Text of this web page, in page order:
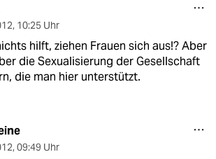
, 10:25 Uhr
hilft, ziehen Frauen sich aus!? Aber
die Sexualisierung der Gesellschaft
die man hier unterstützt.
, 09:49 Uhr